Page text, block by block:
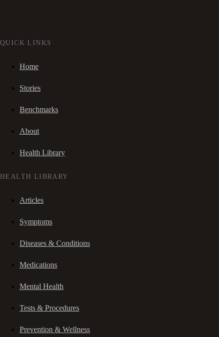
QUICK LINKS
Home
Stories
Benchmarks
About
Health Library
HEALTH LIBRARY
Articles
Symptoms
Diseases & Conditions
Medications
Mental Health
Tests & Procedures
Prevention & Wellness